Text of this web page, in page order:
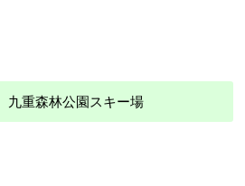
森林公園スキー場